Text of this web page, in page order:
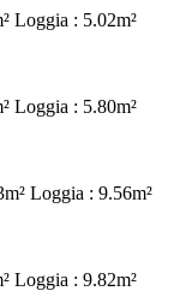
Loggia : 5.02m²
Loggia : 5.80m²
Loggia : 9.56m²
Loggia : 9.82m²